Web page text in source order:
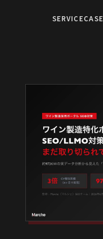
SERVICECASE